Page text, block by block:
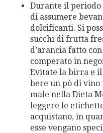
Durante il
di assumere
dolcificanti. Si
succhi di frutta
d’arancia fatto
comperato in
Evitate la birra e
bere un pò di vino
male nella Dieta
leggere le
acquistano, in
esse vengano